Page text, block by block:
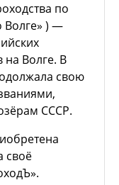
по
Волге» ) —
Волге. В
свою
СССР.
своё